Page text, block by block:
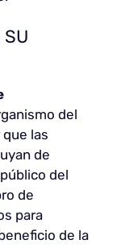
SU
del
las
de
del
de
para
de la